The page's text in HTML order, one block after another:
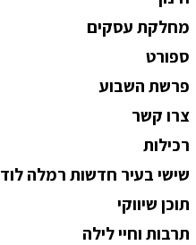
מחלקת עסקים
ספורט
פרשת השבוע
צרו קשר
רכילות
שישי בעיר חדשות רמלה לוד
תוכן שיווקי
תרבות וחיי לילה